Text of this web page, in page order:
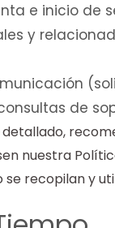
e inicio de
y
de
detallado,
nuestra
recopilan y